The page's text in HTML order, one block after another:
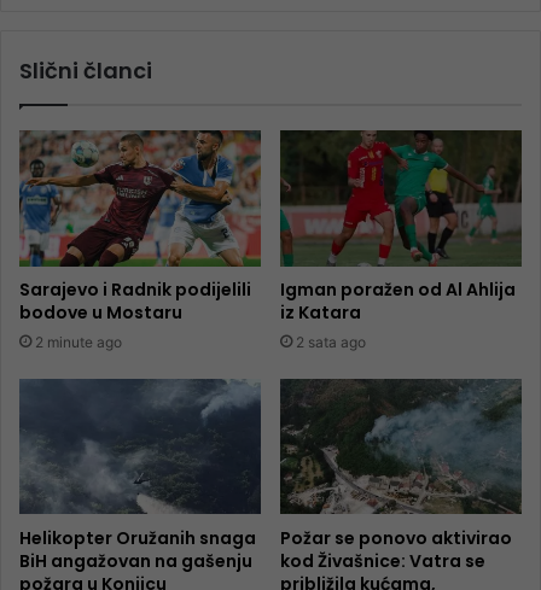
Slični članci
Sarajevo i Radnik podijelili
bodove u Mostaru
2 minute ago
Igman poražen od Al Ahlija
iz Katara
2 sata ago
Helikopter Oružanih snaga
BiH angažovan na gašenju
požara u Konjicu
Požar se ponovo aktivirao
kod Živašnice: Vatra se
približila kućama,